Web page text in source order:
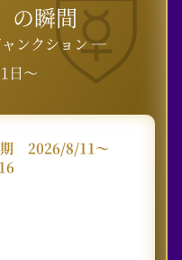
の瞬間
ンクション ―
日〜
2026/8/11〜